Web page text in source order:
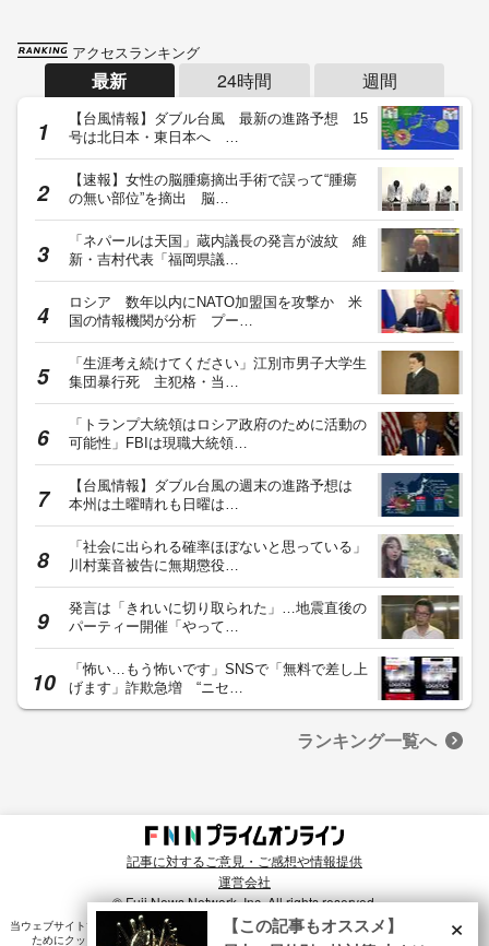
アクセスランキング
最新 24時間 週間
【台風情報】ダブル台風 最新の進路予想 15
号は北日本・東日本へ …
【速報】女性の脳腫瘍摘出手術で誤って“腫瘍
の無い部位”を摘出 脳…
「ネパールは天国」蔵内議長の発言が波紋 維
新・吉村代表「福岡県議…
ロシア 数年以内にNATO加盟国を攻撃か 米
国の情報機関が分析 プー…
「生涯考え続けてください」江別市男子大学生
集団暴行死 主犯格・当…
「トランプ大統領はロシア政府のために活動の
可能性」FBIは現職大統領…
【台風情報】ダブル台風の週末の進路予想は
本州は土曜晴れも日曜は…
「社会に出られる確率ほぼないと思っている」
川村葉音被告に無期懲役…
発言は「きれいに切り取られた」…地震直後の
パーティー開催「やって…
「怖い…もう怖いです」SNSで「無料で差し上
げます」詐欺急増 “ニセ…
ランキング一覧へ
記事に対するご意見・ご感想や情報提供
運営会社
© Fuji News Network, Inc. All rights reserved.
当ウェブサイトでは、ユーザのニーズ・興味・関⼼に合致したコンテンツや広告配信を提供する
ためにクッキーを使⽤しています。詳細は、
プライバシーポリシー をご確認ください。×
【この記事もオススメ】